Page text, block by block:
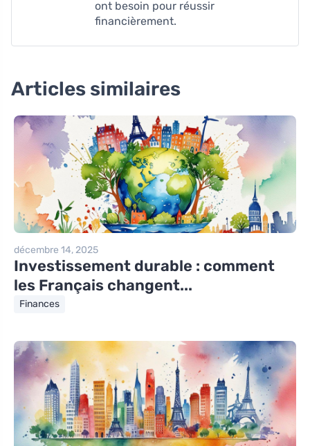
ont besoin pour réussir
financièrement.
Articles similaires
décembre 14, 2025
Investissement durable : comment
les Français changent...
Finances